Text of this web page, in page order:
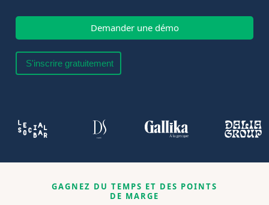
Demander une démo
S'inscrire gratuitement
GAGNEZ DU TEMPS ET DES POINTS
DE MARGE